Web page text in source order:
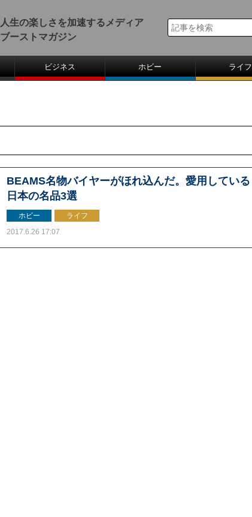
人生の楽しさを加速するメディア
ブーストマガジン
ビジネス ホビー ライフ
BEAMS名物バイヤーがほれ込んだ。愛用している
日本の名品3選
ホビー
ライフ
2017.6.26 17:07